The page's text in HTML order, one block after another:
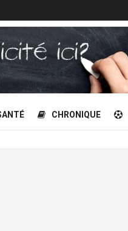
CHRONIQUE